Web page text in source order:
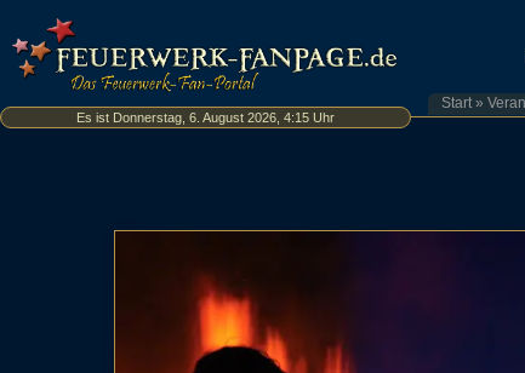
Es ist Donnerstag, 6. August 2026, 4:15 Uhr
Start»